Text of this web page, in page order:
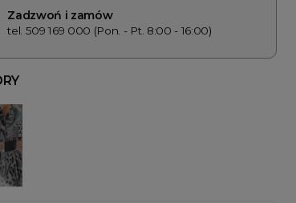
Zadzwoń i zamów
tel. 509 169 000 (Pon. - Pt. 8:00 - 16:00)